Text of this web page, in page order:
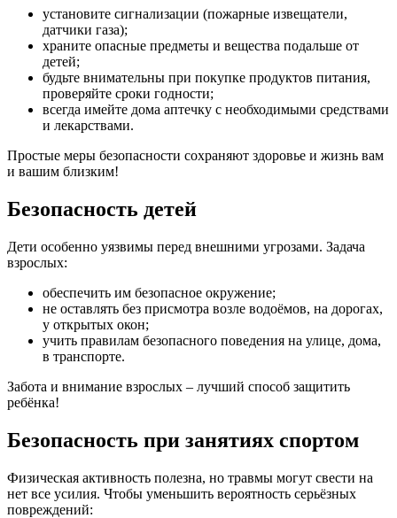
установите сигнализации (пожарные извещатели,
датчики газа);
храните опасные предметы и вещества подальше от
детей;
будьте внимательны при покупке продуктов питания,
проверяйте сроки годности;
всегда имейте дома аптечку с необходимыми средствами
и лекарствами.
Простые меры безопасности сохраняют здоровье и жизнь вам
и вашим близким!
Безопасность детей
Дети особенно уязвимы перед внешними угрозами. Задача
взрослых:
обеспечить им безопасное окружение;
не оставлять без присмотра возле водоёмов, на дорогах,
у открытых окон;
учить правилам безопасного поведения на улице, дома,
в транспорте.
Забота и внимание взрослых – лучший способ защитить
ребёнка!
Безопасность при занятиях спортом
Физическая активность полезна, но травмы могут свести на
нет все усилия. Чтобы уменьшить вероятность серьёзных
повреждений: